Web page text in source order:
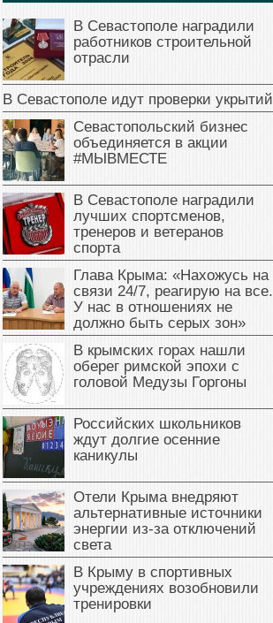
В Севастополе наградили
работников строительной
отрасли
В Севастополе идут проверки укрытий
Севастопольский бизнес
объединяется в акции
#МЫВМЕСТЕ
В Севастополе наградили
лучших спортсменов,
тренеров и ветеранов
спорта
Глава Крыма: «Нахожусь на
связи 24/7, реагирую на все.
У нас в отношениях не
должно быть серых зон»
В крымских горах нашли
оберег римской эпохи с
головой Медузы Горгоны
Российских школьников
ждут долгие осенние
каникулы
Отели Крыма внедряют
альтернативные источники
энергии из-за отключений
света
В Крыму в спортивных
учреждениях возобновили
тренировки